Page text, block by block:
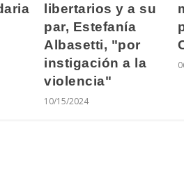
libertarios y a su
par, Estefanía
Albasetti, "por
instigación a la
violencia"
10/15/2024